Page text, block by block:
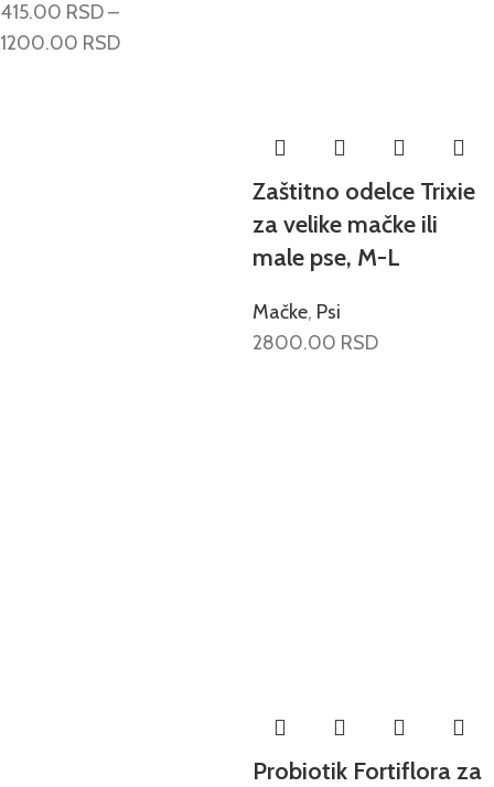
415.00 RSD–
1200.00 RSD
Zaštitno odelce Trixie
za velike mačke ili
male pse, M-L
Mačke, Psi
2800.00 RSD
Probiotik Fortiflora za